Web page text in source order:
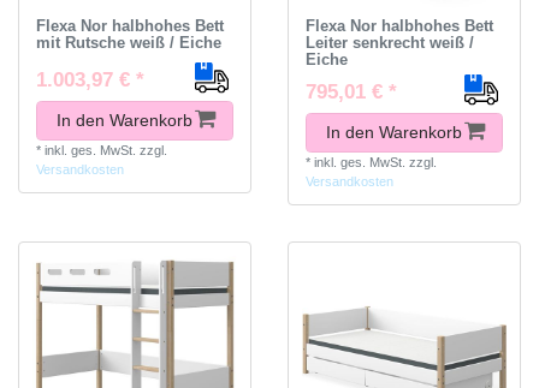
Flexa Nor halbhohes Bett
mit Rutsche weiß / Eiche
1.003,97 € *
In den Warenkorb
* inkl. ges. MwSt. zzgl.
Versandkosten
Flexa Nor halbhohes Bett
Leiter senkrecht weiß /
Eiche
795,01 € *
In den Warenkorb
* inkl. ges. MwSt. zzgl.
Versandkosten